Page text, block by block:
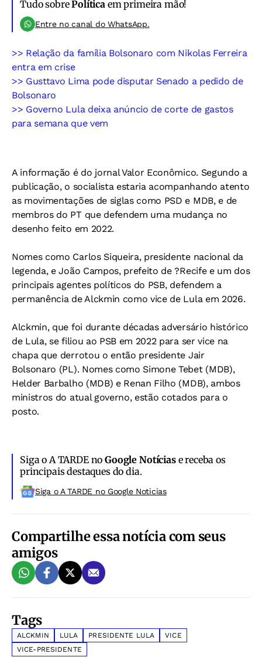
Tudo sobrePolíticaem primeira mão!
Entre no canal do WhatsApp.
>> Relação da família Bolsonaro com Nikolas Ferreira
entra em crise
>> Gusttavo Lima pode disputar Senado a pedido de
Bolsonaro
>> Governo Lula deixa anúncio de corte de gastos
para semana que vem
A informação é do jornal Valor Econômico. Segundo a
publicação, o socialista estaria acompanhando atento
as movimentações de siglas como PSD e MDB, e de
membros do PT que defendem uma mudança no
desenho feito em 2022.
Nomes como Carlos Siqueira, presidente nacional da
legenda, e João Campos, prefeito de ?Recife e um dos
principais agentes políticos do PSB, defendem a
permanência de Alckmin como vice de Lula em 2026.
Alckmin, que foi durante décadas adversário histórico
de Lula, se filiou ao PSB em 2022 para ser vice na
chapa que derrotou o então presidente Jair
Bolsonaro (PL). Nomes como Simone Tebet (MDB),
Helder Barbalho (MDB) e Renan Filho (MDB), ambos
ministros do atual governo, estão cotados para o
posto.
Siga o A TARDE noGoogle Notíciase receba os
principais destaques do dia.
Siga o A TARDE no Google Noticias
Compartilhe essa notícia com seus
amigos
Tags
ALCKMIN LULA PRESIDENTE LULA
VICE
VICE-PRESIDENTE